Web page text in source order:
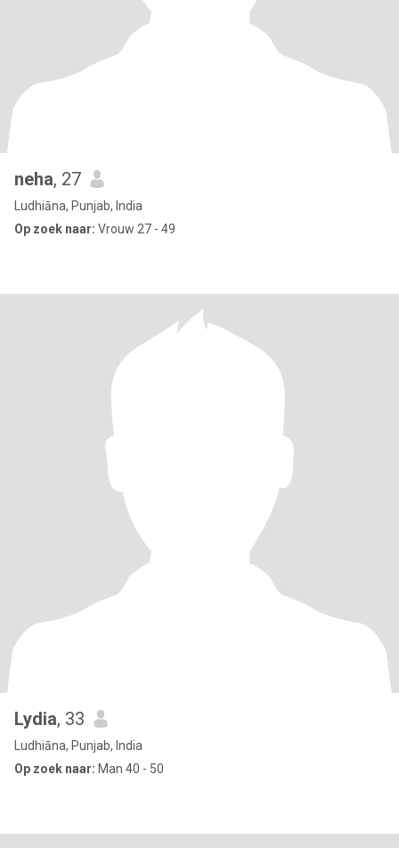
neha, 27
Ludhiāna, Punjab, India
Op zoek naar: Vrouw 27 - 49
Lydia, 33
Ludhiāna, Punjab, India
Op zoek naar: Man 40 - 50